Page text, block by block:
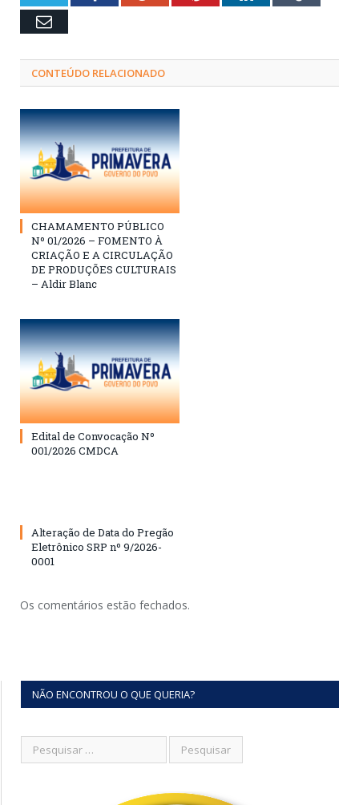
Email
CONTEÚDO RELACIONADO
CHAMAMENTO PÚBLICO
Nº 01/2026 – FOMENTO À
CRIAÇÃO E A CIRCULAÇÃO
DE PRODUÇÕES CULTURAIS
– Aldir Blanc
Edital de Convocação Nº
001/2026 CMDCA
Alteração de Data do Pregão
Eletrônico SRP nº 9/2026-
0001
Os comentários estão fechados.
NÃO ENCONTROU O QUE QUERIA?